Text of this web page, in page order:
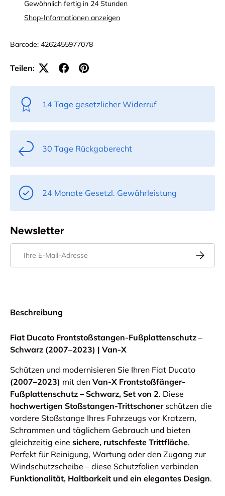
Gewöhnlich fertig in 24 Stunden
Shop-Informationen anzeigen
Barcode: 4262455977078
Teilen:
14 Tage gesetzlicher Widerruf
30 Tage Rückgaberecht
24 Monate Gesetzl. Gewährleistung
Newsletter
Beschreibung
Fiat Ducato Frontstoßstangen-Fußplattenschutz –
Schwarz (2007–2023) | Van-X
Schützen und modernisieren Sie Ihren Fiat Ducato
(2007–2023) mit den Van-X Frontstoßfänger-
Fußplattenschutz – Schwarz, Set von 2. Diese
hochwertigen Stoßstangen-Trittschonerschützen die
vordere Stoßstange Ihres Fahrzeugs vor Kratzern,
Schrammen und täglichem Gebrauch und bieten
gleichzeitig eine sichere, rutschfeste Trittfläche.
Perfekt für Reinigung, Wartung oder den Zugang zur
Windschutzscheibe – diese Schutzfolien verbinden
Funktionalität, Haltbarkeit und ein elegantes Design.